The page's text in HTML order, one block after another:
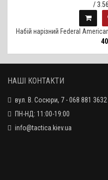
Набій нарізний Federal
НАШІ КОНТАКТИ
вул. В. Сосюри, 7 - 068 881
ПН-НД: 11:00-19:00
info@tactica.kiev.ua